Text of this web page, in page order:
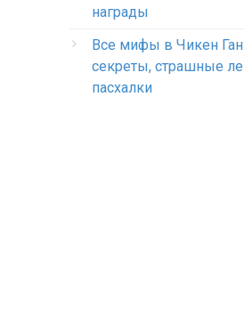
награды
Все мифы в Чикен
секреты, страшные
пасхалки